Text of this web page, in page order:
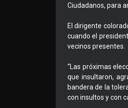
Ciudadanos, para
El dirigente
cuando el
vecinos presentes.
“Las próximas
que insultaron,
bandera de la
con insultos y con